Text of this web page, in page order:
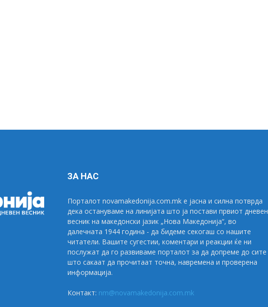
ЗА НАС
Порталот novamakedonija.com.mk е јасна и силна потврда
дека остануваме на линијата што ја постави првиот дневен
весник на македонски јазик „Нова Македонија“, во
далечната 1944 година - да бидеме секогаш со нашите
читатели. Вашите сугестии, коментари и реакции ќе ни
послужат да го развиваме порталот за да допреме до сите
што сакаат да прочитаат точна, навремена и проверена
информација.
Контакт: nm@novamakedonija.com.mk